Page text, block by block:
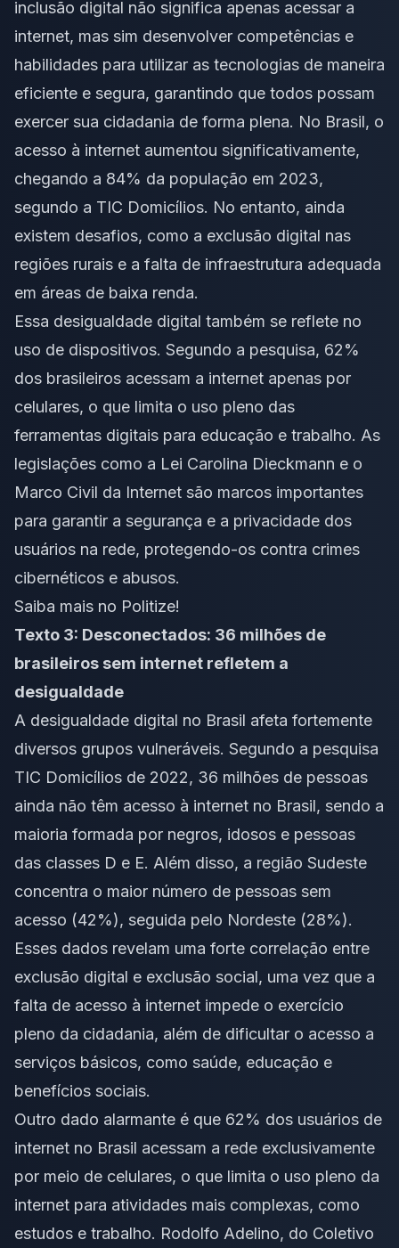
inclusão digital não significa apenas acessar a
internet, mas sim desenvolver competências e
habilidades para utilizar as tecnologias de maneira
eficiente e segura, garantindo que todos possam
exercer sua cidadania de forma plena. No Brasil, o
acesso à internet aumentou significativamente,
chegando a 84% da população em 2023,
segundo a TIC Domicílios. No entanto, ainda
existem desafios, como a exclusão digital nas
regiões rurais e a falta de infraestrutura adequada
em áreas de baixa renda.
Essa desigualdade digital também se reflete no
uso de dispositivos. Segundo a pesquisa, 62%
dos brasileiros acessam a internet apenas por
celulares, o que limita o uso pleno das
ferramentas digitais para educação e trabalho. As
legislações como a Lei Carolina Dieckmann e o
Marco Civil da Internet são marcos importantes
para garantir a segurança e a privacidade dos
usuários na rede, protegendo-os contra crimes
cibernéticos e abusos.
Saiba mais no Politize!
Texto 3: Desconectados: 36 milhões de
brasileiros sem internet refletem a
desigualdade
A desigualdade digital no Brasil afeta fortemente
diversos grupos vulneráveis. Segundo a pesquisa
TIC Domicílios de 2022, 36 milhões de pessoas
ainda não têm acesso à internet no Brasil, sendo a
maioria formada por negros, idosos e pessoas
das classes D e E. Além disso, a região Sudeste
concentra o maior número de pessoas sem
acesso (42%), seguida pelo Nordeste (28%).
Esses dados revelam uma forte correlação entre
exclusão digital e exclusão social, uma vez que a
falta de acesso à internet impede o exercício
pleno da cidadania, além de dificultar o acesso a
serviços básicos, como saúde, educação e
benefícios sociais.
Outro dado alarmante é que 62% dos usuários de
internet no Brasil acessam a rede exclusivamente
por meio de celulares, o que limita o uso pleno da
internet para atividades mais complexas, como
estudos e trabalho. Rodolfo Adelino, do Coletivo